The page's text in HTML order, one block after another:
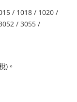
/ 1018 / 1020 /
/ 3055 /
)。